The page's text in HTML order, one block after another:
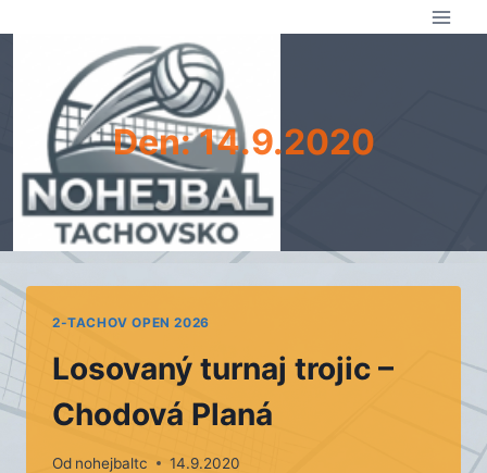
Den: 14.9.2020
2-TACHOV OPEN 2026
Losovaný turnaj trojic –
Chodová Planá
Od nohejbaltc 14.9.2020